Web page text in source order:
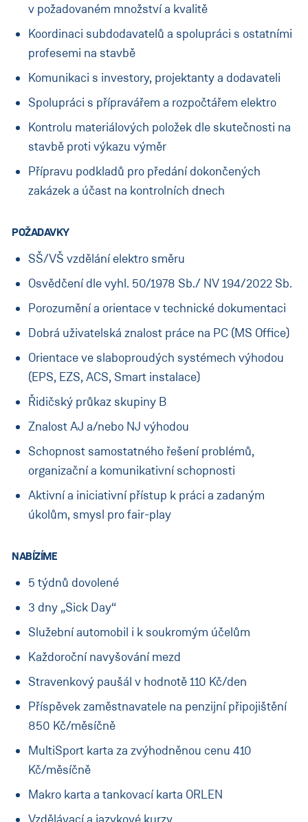
v požadovaném množství a kvalitě
Koordinaci subdodavatelů a spolupráci s ostatními
profesemi na stavbě
Komunikaci s investory, projektanty a dodavateli
Spolupráci s přípravářem a rozpočtářem elektro
Kontrolu materiálových položek dle skutečnosti na
stavbě proti výkazu výměr
Přípravu podkladů pro předání dokončených
zakázek a účast na kontrolních dnech
POŽADAVKY
SŠ/VŠ vzdělání elektro směru
Osvědčení dle vyhl. 50/1978 Sb./ NV 194/2022 Sb.
Porozumění a orientace v technické dokumentaci
Dobrá uživatelská znalost práce na PC (MS Office)
Orientace ve slaboproudých systémech výhodou
(EPS, EZS, ACS, Smart instalace)
Řidičský průkaz skupiny B
Znalost AJ a/nebo NJ výhodou
Schopnost samostatného řešení problémů,
organizační a komunikativní schopnosti
Aktivní a iniciativní přístup k práci a zadaným
úkolům, smysl pro fair-play
NABÍZÍME
5 týdnů dovolené
3 dny „Sick Day“
Služební automobil i k soukromým účelům
Každoroční navyšování mezd
Stravenkový paušál v hodnotě 110 Kč/den
Příspěvek zaměstnavatele na penzijní připojištění
850 Kč/měsíčně
MultiSport karta za zvýhodněnou cenu 410
Kč/měsíčně
Makro karta a tankovací karta ORLEN